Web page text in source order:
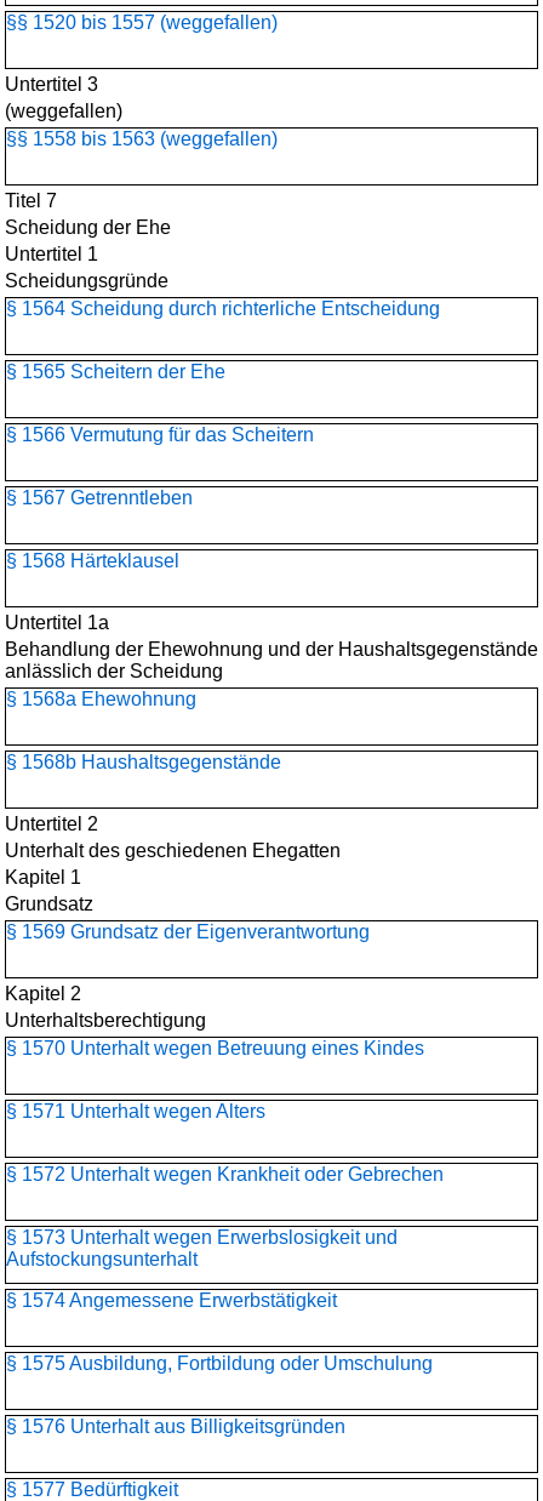
§§ 1520 bis 1557 (weggefallen)
Untertitel 3
(weggefallen)
§§ 1558 bis 1563 (weggefallen)
Titel 7
Scheidung der Ehe
Untertitel 1
Scheidungsgründe
§ 1564 Scheidung durch richterliche Entscheidung
§ 1565 Scheitern der Ehe
§ 1566 Vermutung für das Scheitern
§ 1567 Getrenntleben
§ 1568 Härteklausel
Untertitel 1a
Behandlung der Ehewohnung und der Haushaltsgegenstände
anlässlich der Scheidung
§ 1568a Ehewohnung
§ 1568b Haushaltsgegenstände
Untertitel 2
Unterhalt des geschiedenen Ehegatten
Kapitel 1
Grundsatz
§ 1569 Grundsatz der Eigenverantwortung
Kapitel 2
Unterhaltsberechtigung
§ 1570 Unterhalt wegen Betreuung eines Kindes
§ 1571 Unterhalt wegen Alters
§ 1572 Unterhalt wegen Krankheit oder Gebrechen
§ 1573 Unterhalt wegen Erwerbslosigkeit und
Aufstockungsunterhalt
§ 1574 Angemessene Erwerbstätigkeit
§ 1575 Ausbildung, Fortbildung oder Umschulung
§ 1576 Unterhalt aus Billigkeitsgründen
§ 1577 Bedürftigkeit